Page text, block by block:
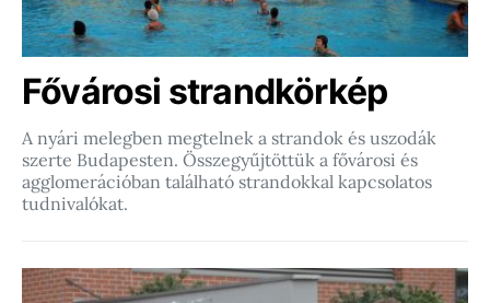
Fővárosi strandkörkép
A nyári melegben megtelnek a strandok és uszodák
szerte Budapesten. Összegyűjtöttük a fővárosi és
agglomerációban található strandokkal kapcsolatos
tudnivalókat.